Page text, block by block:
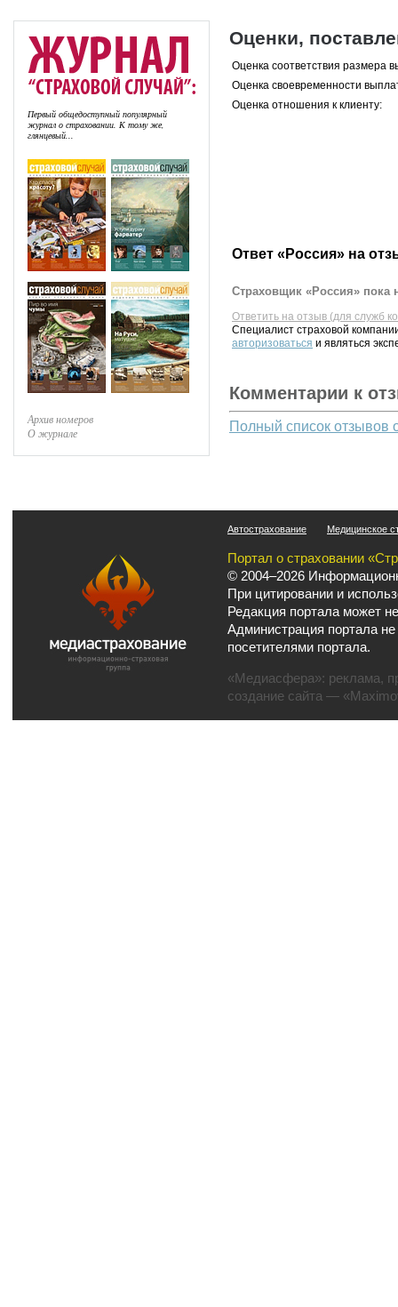
Первый общедоступный популярный
журнал о страховании. К тому же,
глянцевый...
Архив номеров
О журнале
Оценки,
Оценка соответствия размера
Оценка своевременности
Оценка отношения к клиенту:
Ответ «Россия» на
Страховщик «Россия» пока
Ответить на отзыв (для служб
Специалист страховой
авторизоваться и являться
Комментарии к
Полный список отзывов
Автострахование Медицинское
Портал о страховании
© 2004–2026
При цитировании и
Редакция портала может
Администрация портала
посетителями портала.
«Медиасфера»: реклама,
создание сайта —